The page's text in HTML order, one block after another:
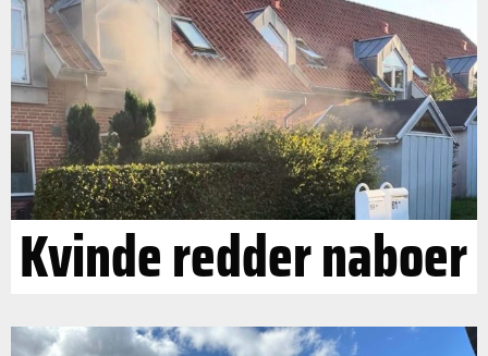
Kvinde redder naboer